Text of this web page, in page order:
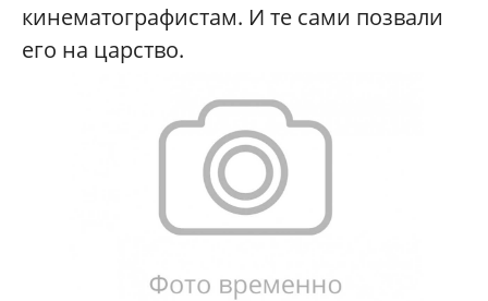
кинематографистам. И те сами позвали
его на царство.